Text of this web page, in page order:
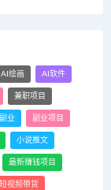
AI绘画 AI软件
兼职项目
副业 副业项目
小说推文
最新赚钱项目
短视频带货